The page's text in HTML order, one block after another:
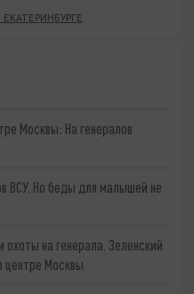
Москвы: На генералов
ВСУ. Но беды для малышей не
на генерала. Зеленский
центре Москвы